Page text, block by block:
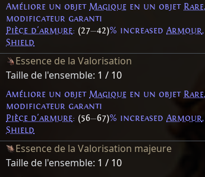
Améliore un objet Magique en un objet Rare
modificateur garanti
Pièce d'armure: (27—42)% increased Armour,
Shield
Essence de la Valorisation
Taille de l'ensemble: 1 / 10
Améliore un objet Magique en un objet Rare
modificateur garanti
Pièce d'armure: (56—67)% increased Armour,
Shield
Essence de la Valorisation majeure
Taille de l'ensemble: 1 / 10